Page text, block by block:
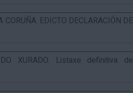
EDICTO DECLARACIÓN DE
XURADO. Listaxe definitiva de